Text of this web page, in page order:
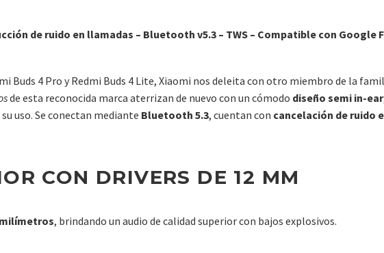
de ruido en llamadas – Bluetooth v5.3 – TWS – Compatible con Google
Buds 4 Pro y Redmi Buds 4 Lite, Xiaomi nos deleita con otro miembro de la
de esta reconocida marca aterrizan de nuevo con un cómodo diseño semi in-ear
uso. Se conectan mediante Bluetooth 5.3, cuentan con cancelación de ruido
CON DRIVERS DE 12 MM
, brindando un audio de calidad superior con bajos explosivos.